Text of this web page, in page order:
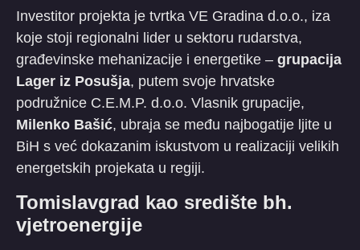
​Investitor projekta je tvrtka VE Gradina d.o.o., iza
koje stoji regionalni lider u sektoru rudarstva,
građevinske mehanizacije i energetike – grupacija
Lager iz Posušja, putem svoje hrvatske
podružnice C.E.M.P. d.o.o. Vlasnik grupacije,
Milenko Bašić, ubraja se među najbogatije ljite u
BiH s već dokazanim iskustvom u realizaciji velikih
energetskih projekata u regiji.
​Tomislavgrad kao središte bh.
vjetroenergije